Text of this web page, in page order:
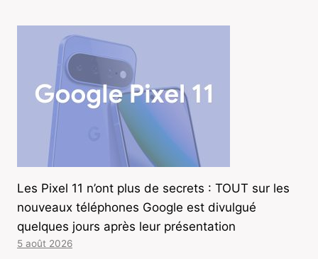
Les Pixel 11 n’ont plus de secrets : TOUT sur les
nouveaux téléphones Google est divulgué
quelques jours après leur présentation
5 août 2026